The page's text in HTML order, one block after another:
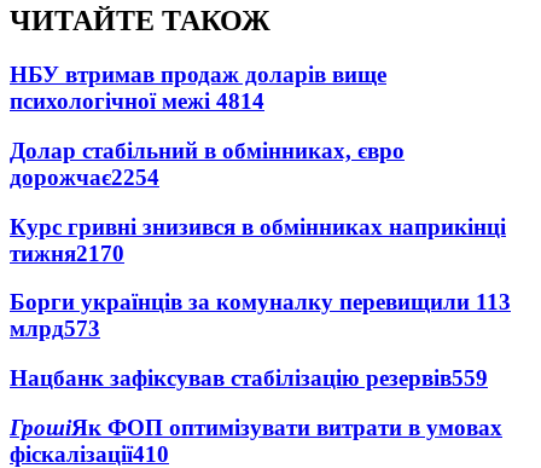
ЧИТАЙТЕ ТАКОЖ
НБУ втримав продаж доларів вище
психологічної межі 4814
Долар стабільний в обмінниках, євро
дорожчає2254
Курс гривні знизився в обмінниках наприкінці
тижня2170
Борги українців за комуналку перевищили 113
млрд573
Нацбанк зафіксував стабілізацію резервів559
ГрошіЯк ФОП оптимізувати витрати в умовах
фіскалізації410